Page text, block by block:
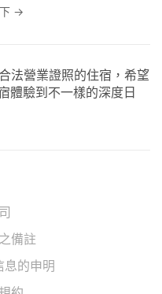
→
法營業證照的住宿，希望
體驗到不一樣的深度日
備註
息的申明